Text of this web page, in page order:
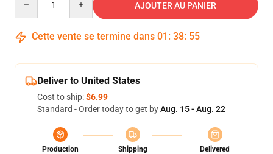
AJOUTER AU PANIER
Cette vente se termine dans 01 : 38: 54
Deliver to United States
Cost to ship:$6.99
Standard - Order today to get byAug. 15 - Aug. 22
Production
Shipping
Delivered